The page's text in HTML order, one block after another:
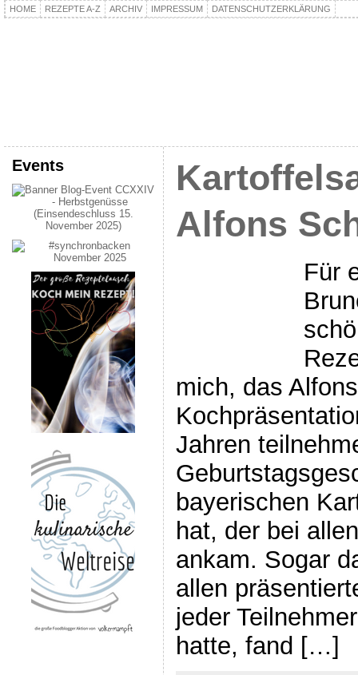
HOME REZEPTE A-Z ARCHIV IMPRESSUM DATENSCHUTZERKLÄRUNG
Events
Alfons
Für
mich, das
Jahren
bayerischen
hat, der bei
ankam. Sogar
allen
jeder
hatte, fand […]